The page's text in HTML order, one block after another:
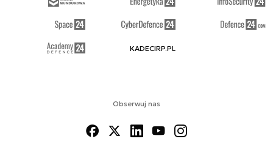
Obserwuj nas
KADECIRP.PL